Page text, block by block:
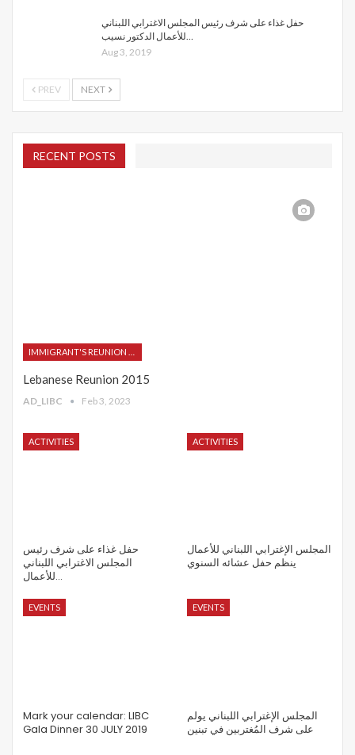
حفل غذاء على شرف رئيس المجلس الاغترابي اللبناني
للأعمال الدكتور نسيب…
Aug 3, 2019
PREV NEXT
RECENT POSTS
Lebanese Reunion 2015
AD_LIBC Feb 3, 2023
ACTIVITIES
حفل غذاء على شرف رئيس
المجلس الاغترابي اللبناني
للأعمال…
ACTIVITIES
المجلس الإغترابي اللبناني للأعمال
ينظم حفل عشائه السنوي
EVENTS
Mark your calendar: LIBC
Gala Dinner 30 JULY 2019
EVENTS
المجلس الإغترابي اللبناني يولم
على شرف المُغتربين في تبنين